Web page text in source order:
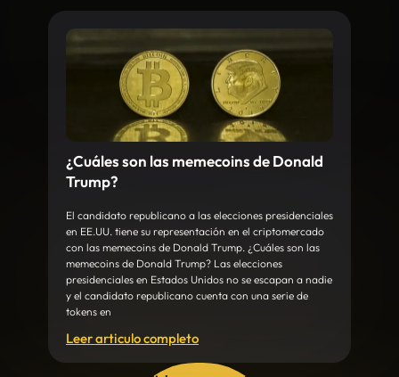
¿Cuáles son las memecoins de Donald
Trump?
El candidato republicano a las elecciones presidenciales
en EE.UU. tiene su representación en el criptomercado
con las memecoins de Donald Trump. ¿Cuáles son las
memecoins de Donald Trump? Las elecciones
presidenciales en Estados Unidos no se escapan a nadie
y el candidato republicano cuenta con una serie de
tokens en
Leer articulo completo